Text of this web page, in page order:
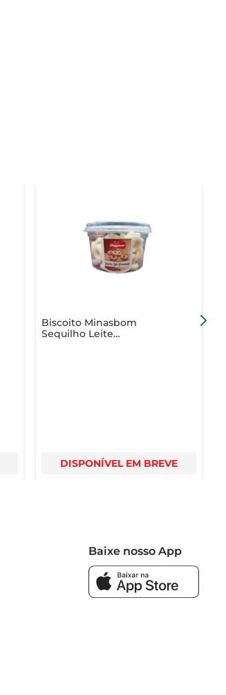
Biscoito Minasbom
Sequilho Leite
DISPONÍVEL EM BREVE
Baixe nosso App